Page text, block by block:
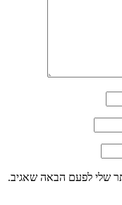
שלי לפעם הבאה שאגיב.